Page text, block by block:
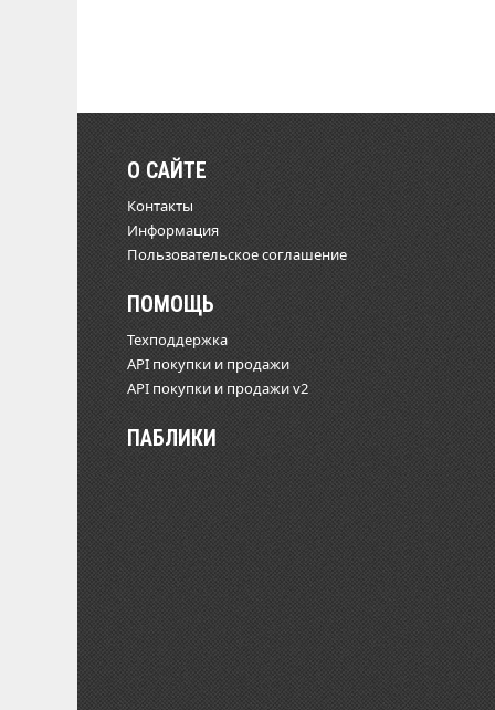
О САЙТЕ
Контакты
Информация
Пользовательское соглашение
ПОМОЩЬ
Техподдержка
API покупки и продажи
API покупки и продажи v2
ПАБЛИКИ